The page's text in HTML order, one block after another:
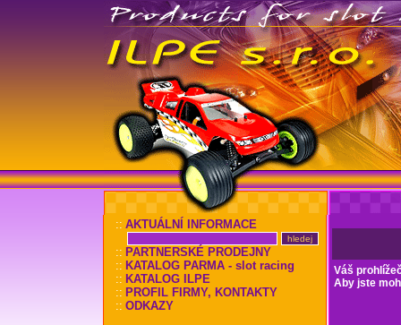
:: AKTUÁLNÍ INFORMACE
:: PARTNERSKÉ PRODEJNY
:: KATALOG PARMA - slot racing
:: KATALOG ILPE
:: PROFIL FIRMY, KONTAKTY
:: ODKAZY
Váš
Aby jste